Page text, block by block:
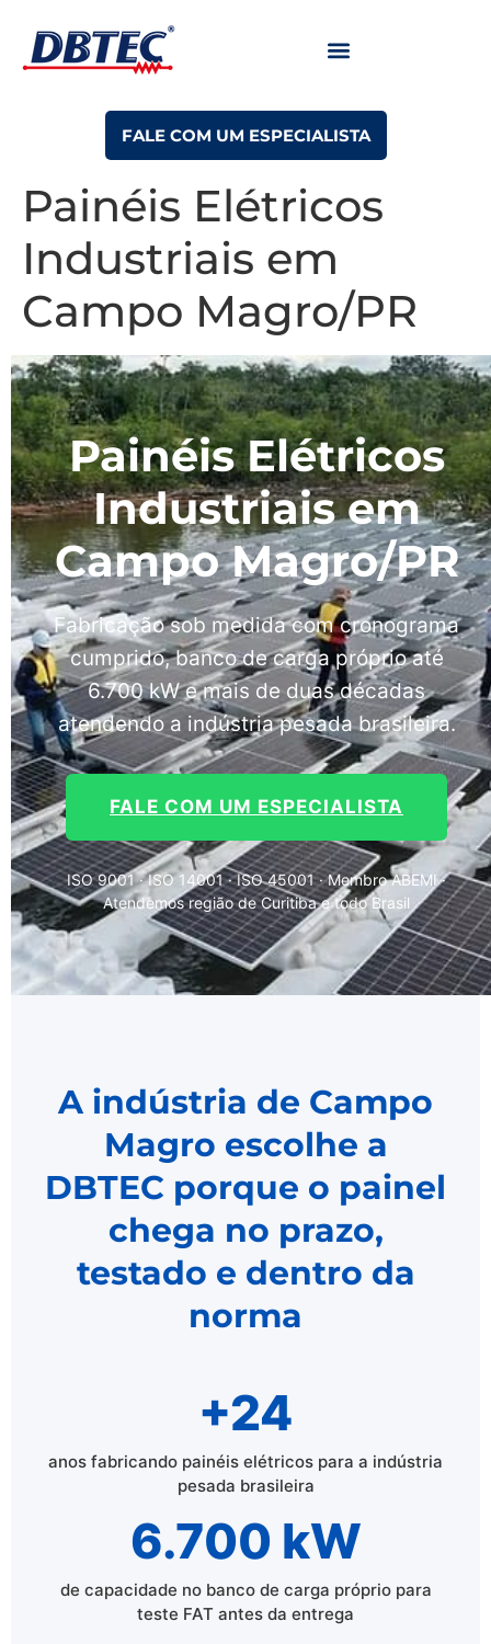
FALE COM UM ESPECIALISTA
Painéis Elétricos
Industriais em
Campo Magro/PR
Painéis Elétricos
Industriais em
Campo Magro/PR
Fabricação sob medida com cronograma
cumprido, banco de carga próprio até
6.700 kW e mais de duas décadas
atendendo a indústria pesada brasileira.
FALE COM UM ESPECIALISTA
ISO 9001 · ISO 14001 · ISO 45001 · Membro ABEMI ·
Atendemos região de Curitiba e todo Brasil
A indústria de Campo
Magro escolhe a
DBTEC porque o painel
chega no prazo,
testado e dentro da
norma
+24
anos fabricando painéis elétricos para a indústria
pesada brasileira
6.700 kW
de capacidade no banco de carga próprio para
teste FAT antes da entrega